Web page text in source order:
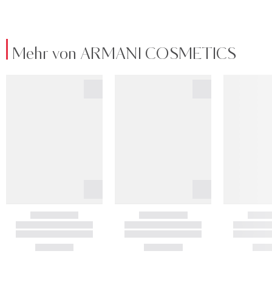
Mehr von ARMANI COSMETICS